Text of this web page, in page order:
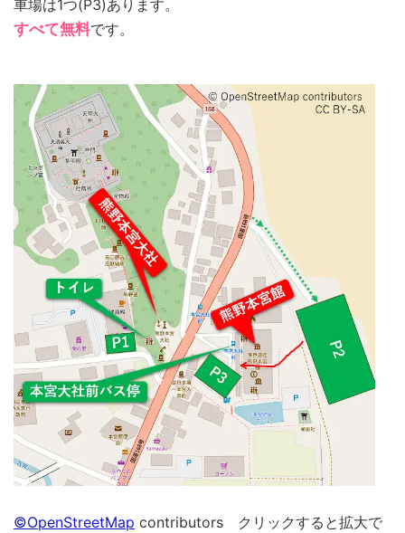
車場は1つ(P3)あります。
すべて無料です。
©OpenStreetMap contributors クリックすると拡大で